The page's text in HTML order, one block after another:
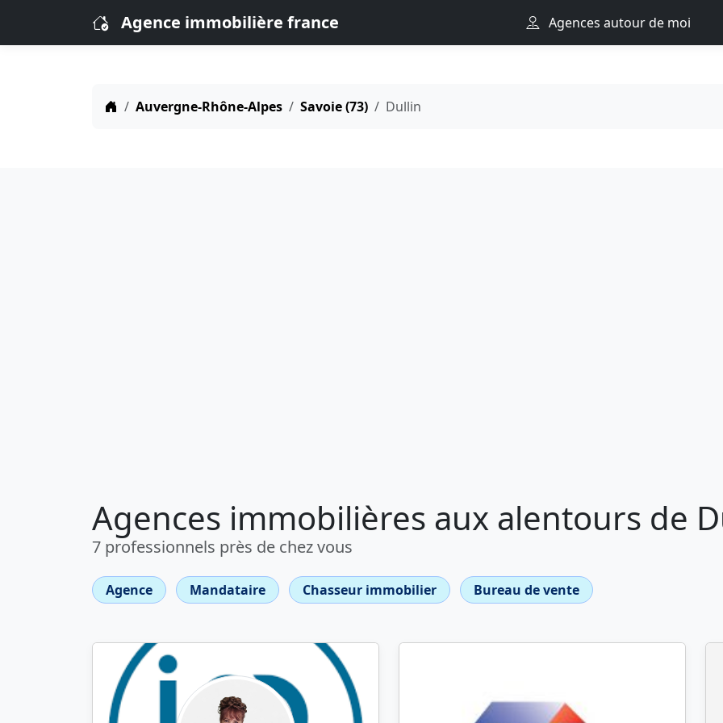
Agence immobilière france Agences autour de moi
Auvergne-Rhône-Alpes Savoie (73) Dullin
Agences immobilières aux alentours de
7 professionnels près de chez vous
Agence Mandataire Chasseur immobilier Bureau de vente